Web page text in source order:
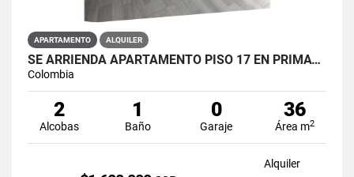
APARTAMENTO ALQUILER
SE ARRIENDA APARTAMENTO PISO 17 EN PRIMAVERA 6-39 PUENTE ARANDA
Colombia
2
Alcobas
1
Baño
0
Garaje
36
Área m2
Alquiler